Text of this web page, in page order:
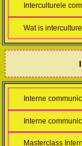
Interculturele
Wat is
Interne
Interne
Masterclass